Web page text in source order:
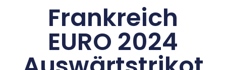
Frankreich
EURO 2024